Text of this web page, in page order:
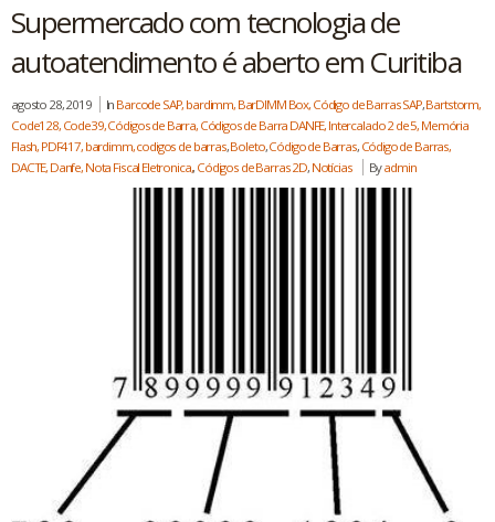
Supermercado com tecnologia de
autoatendimento é aberto em Curitiba
agosto 28, 2019 In Barcode SAP, bardimm, BarDIMM Box, Código de Barras SAP,Bartstorm,
Code128, Code39, Códigos de Barra, Códigos de Barra DANFE, Intercalado 2 de 5, Memória
Flash, PDF417, bardimm, codigos de barras,Boleto,Código de Barras, Código de Barras,
DACTE, Danfe, Nota Fiscal Eletronica,, Códigos de Barras 2D, Notícias Byadmin